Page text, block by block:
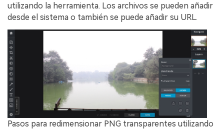
utilizando la herramienta. Los archivos se pueden añadir
desde el sistema o también se puede añadir su URL.
Pasos para redimensionar PNG transparentes utilizando